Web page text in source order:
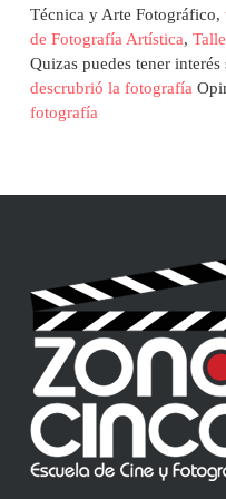
Técnica y Arte Fotográfico,
de Fotografía Artística,
Quizas puedes tener interés
descrubrió la fotografía
fotografía